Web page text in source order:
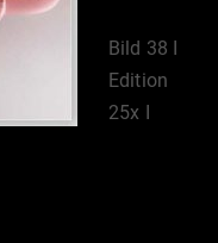
Bild 38 I
Edition
25x I